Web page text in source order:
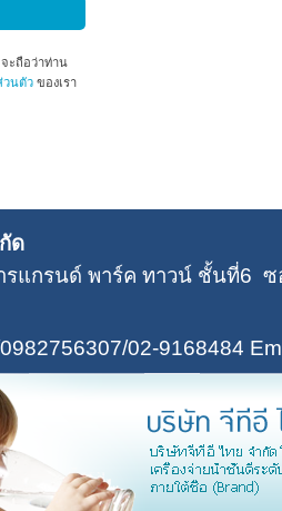
ะถือว่าท่าน
วนตัวของเรา
ด
รแกรนด์ พาร์ค ทาวน์ ชั้นที่6
02-9168484